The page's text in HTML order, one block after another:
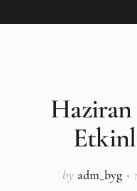
Haziran
by adm_byg